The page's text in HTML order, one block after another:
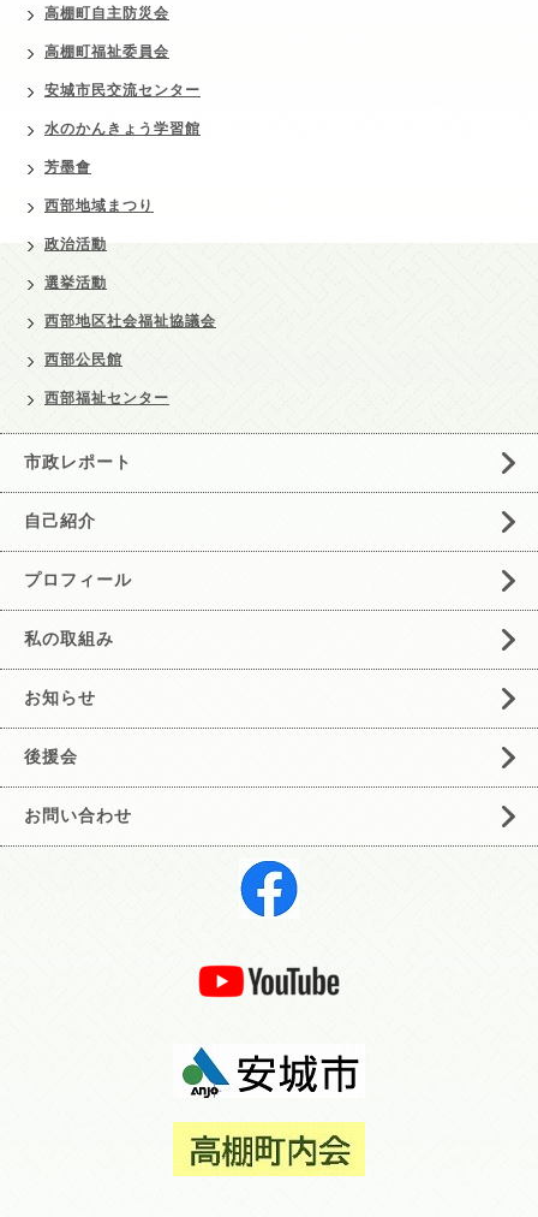
高棚町自主防災会
高棚町福祉委員会
安城市民交流センター
水のかんきょう学習館
芳墨會
西部地域まつり
政治活動
選挙活動
西部地区社会福祉協議会
西部公民館
西部福祉センター
市政レポート
自己紹介
プロフィール
私の取組み
お知らせ
後援会
お問い合わせ